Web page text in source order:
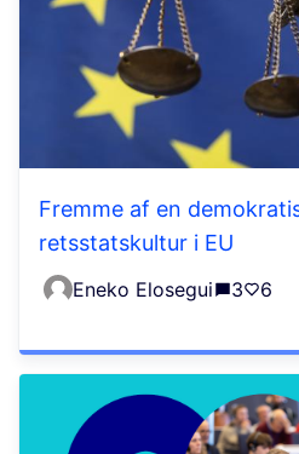
Fremme af en
retsstatskultur i EU
Eneko Elosegui 3 6